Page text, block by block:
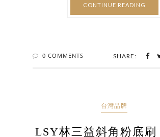
CONTINUE READING
0 COMMENTS SHARE:
台灣品牌
LSY林三益斜角粉底刷